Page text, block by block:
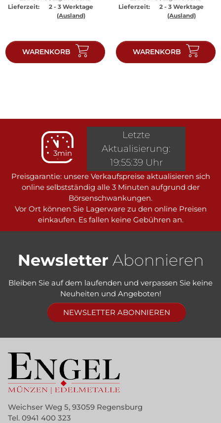
Lieferzeit:
2 - 3 Werktage
(Ausland)
WARENKORB
Lieferzeit:
2 - 3 Werktage
(Ausland)
WARENKORB
3min
Preisgarantie: unsere Verkaufspreise aktualisieren sich
online selbstständig alle 3 Minuten aufgrund der
Börsenschwankungen.
Vor Ort können Sie Lagerware zu den online Preisen
einkaufen. Es fallen keine Gebühren an.
Letzte
Aktualisierung:
19:55:39 Uhr
Newsletter Abonnieren
Bleiben Sie auf dem laufenden und verpassen Sie keine
Neuheiten und Angeboten!
NEWSLETTER ABONNIEREN
Weichser Weg 5, 93059 Regensburg
Tel. 0941 400 323